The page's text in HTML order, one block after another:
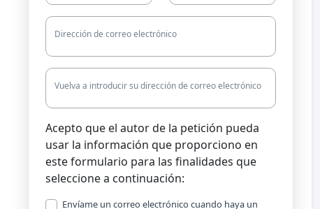
Dirección de correo electrónico
Vuelva a introducir su dirección de correo electrónico
Acepto que el autor de la petición pueda
usar la información que proporciono en
este formulario para las finalidades que
seleccione a continuación:
Envíame un correo electrónico cuando haya un